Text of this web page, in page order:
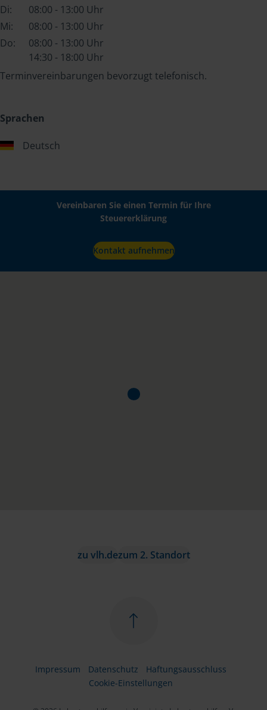
Di:
08:00 - 13:00 Uhr
Mi:
08:00 - 13:00 Uhr
Do:
08:00 - 13:00 Uhr
14:30 - 18:00 Uhr
Terminvereinbarungen bevorzugt telefonisch.
Sprachen
Deutsch
Vereinbaren Sie einen Termin für Ihre
Steuererklärung
Kontakt aufnehmen
zu vlh.dezum 2. Standort
Impressum Datenschutz
Haftungsausschluss
Cookie-Einstellungen